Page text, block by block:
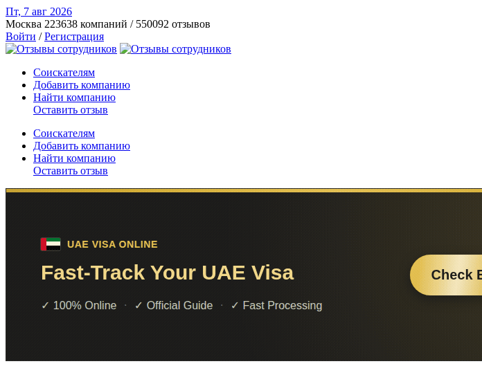
Пт, 7 авг 2026
Москва 223638 компаний / 550092 отзывов
Войти /Регистрация
Соискателям
Добавить компанию
Найти компанию
Оставить отзыв
Соискателям
Добавить компанию
Найти компанию
Оставить отзыв